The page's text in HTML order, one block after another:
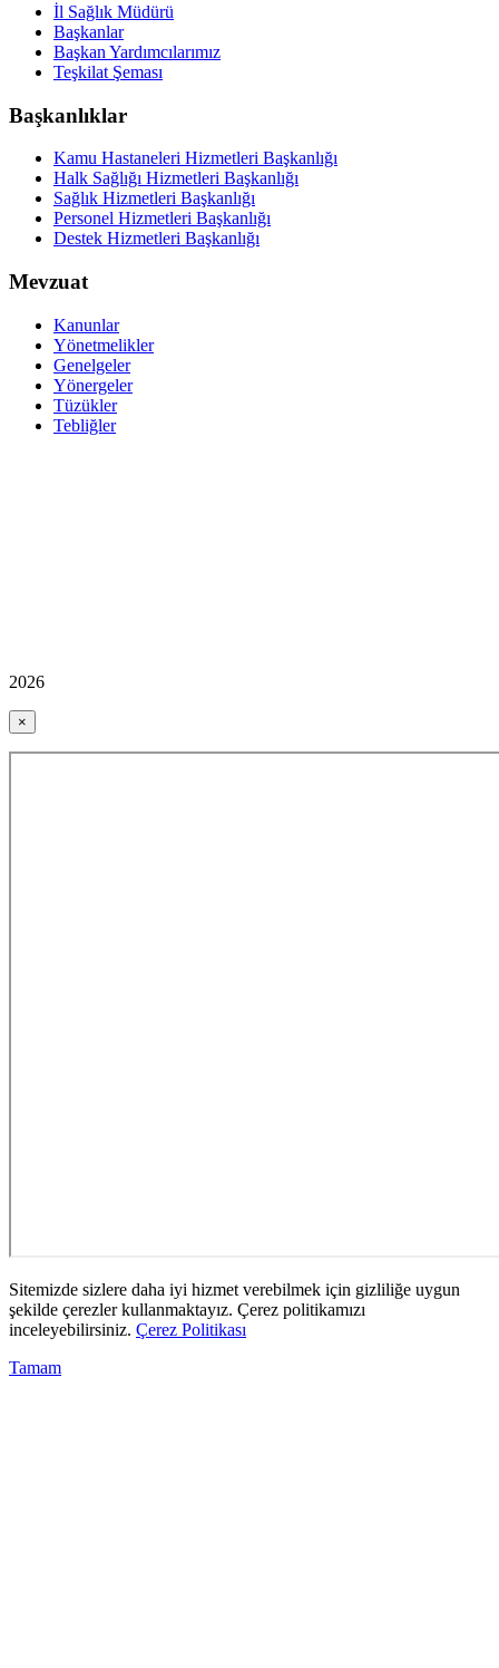
İl Sağlık Müdürü
Başkanlar
Başkan Yardımcılarımız
Teşkilat Şeması
Başkanlıklar
Kamu Hastaneleri Hizmetleri Başkanlığı
Halk Sağlığı Hizmetleri Başkanlığı
Sağlık Hizmetleri Başkanlığı
Personel Hizmetleri Başkanlığı
Destek Hizmetleri Başkanlığı
Mevzuat
Kanunlar
Yönetmelikler
Genelgeler
Yönergeler
Tüzükler
Tebliğler
2026
×
Sitemizde sizlere daha iyi hizmet verebilmek için gizliliğe uygun
şekilde çerezler kullanmaktayız. Çerez politikamızı
inceleyebilirsiniz. Çerez Politikası
Tamam